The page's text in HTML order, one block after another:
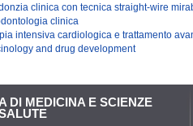
clinica con tecnica straight-wire
clinica
intensiva cardiologica e trattamento
and drug development
DI MEDICINA E SCIENZE